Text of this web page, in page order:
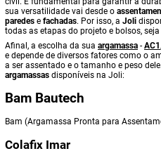
sua versatilidade vai desde o
paredes e fachadas. Por isso, a Joli
todas as etapas do projeto e bolsos, seja
Afinal, a escolha da sua argamassa - AC1
e depende de diversos fatores como o
a ser assentado e o tamanho e peso
argamassas disponíveis na Joli:
Bam Bautech
Bam (Argamassa Pronta para
Colafix Imar